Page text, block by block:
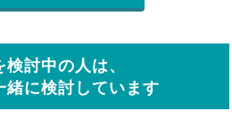
検討中の人は、
緒に検討しています